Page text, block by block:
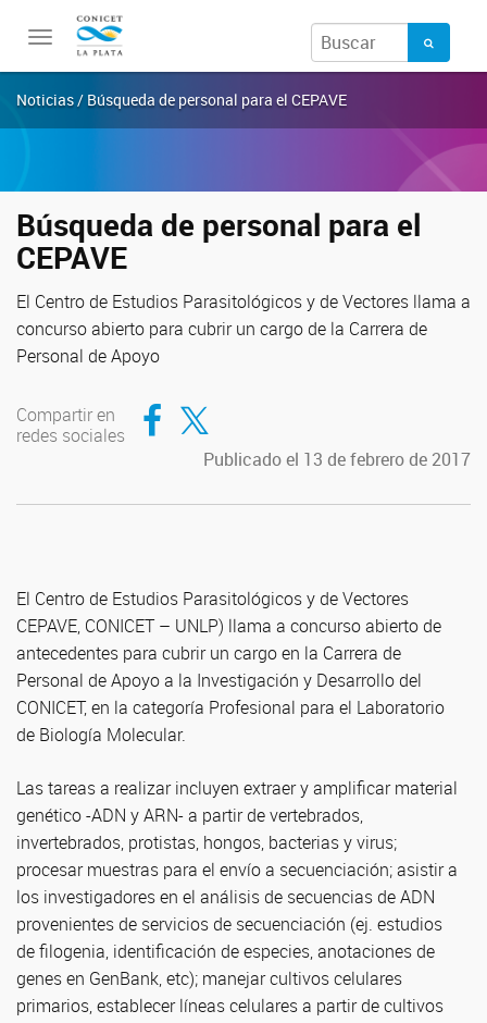
Toggle
navigation
Noticias / Búsqueda de personal para el CEPAVE
Búsqueda de personal para el
CEPAVE
El Centro de Estudios Parasitológicos y de Vectores llama a
concurso abierto para cubrir un cargo de la Carrera de
Personal de Apoyo
Compartir en
redes sociales
Compartir en Facebook
Compartir en Twitter
Publicado el 13 de febrero de 2017
El Centro de Estudios Parasitológicos y de Vectores
CEPAVE, CONICET – UNLP) llama a concurso abierto de
antecedentes para cubrir un cargo en la Carrera de
Personal de Apoyo a la Investigación y Desarrollo del
CONICET, en la categoría Profesional para el Laboratorio
de Biología Molecular.
Las tareas a realizar incluyen extraer y amplificar material
genético -ADN y ARN- a partir de vertebrados,
invertebrados, protistas, hongos, bacterias y virus;
procesar muestras para el envío a secuenciación; asistir a
los investigadores en el análisis de secuencias de ADN
provenientes de servicios de secuenciación (ej. estudios
de filogenia, identificación de especies, anotaciones de
genes en GenBank, etc); manejar cultivos celulares
primarios, establecer líneas celulares a partir de cultivos